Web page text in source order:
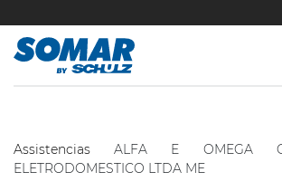
Assistencias
ALFA E OMEGA
ELETRODOMESTICO LTDA ME